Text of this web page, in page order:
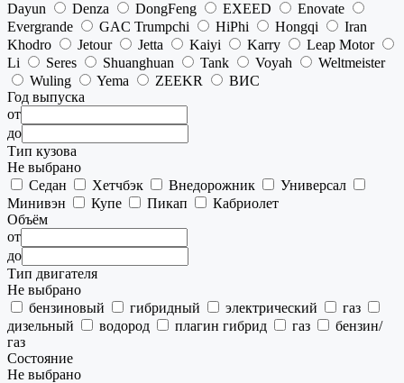
Dayun
Denza DongFeng EXEED
Enovate
Evergrande
GAC Trumpchi HiPhi Hongqi
Iran
Khodro
Jetour Jetta Kaiyi Karry
Leap Motor
Li
Seres Shuanghuan Tank Voyah
Weltmeister
Wuling
Yema ZEEKR
ВИС
Год выпуска
от
до
Тип кузова
Не выбрано
Седан
Хетчбэк Внедорожник
Универсал
Минивэн
Купе Пикап
Кабриолет
Объём
от
до
Тип двигателя
Не выбрано
бензиновый
гибридный электрический
газ
дизельный
водород плагин гибрид газ
бензин/
газ
Состояние
Не выбрано